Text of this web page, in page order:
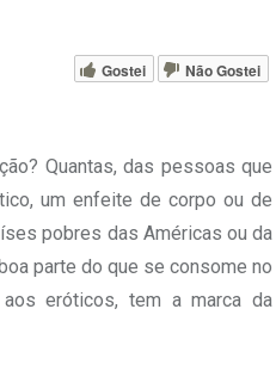
Email
Gostei Não Gostei
Quantas, das pessoas que
um enfeite de corpo ou de
pobres das Américas ou da
parte do que se consome no
eróticos, tem a marca da